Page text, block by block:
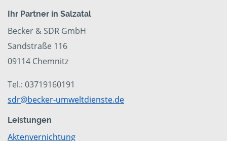
Ihr Partner in Salzatal
Becker & SDR GmbH
Sandstraße 116
09114 Chemnitz
Tel.: 03719160191
sdr@becker-umweltdienste.de
Leistungen
Aktenvernichtung